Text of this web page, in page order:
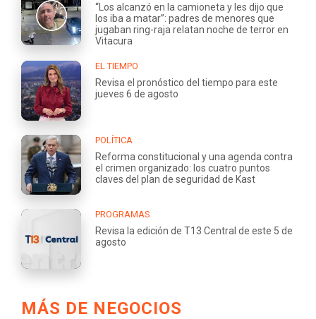
“Los alcanzó en la camioneta y les dijo que
los iba a matar”: padres de menores que
jugaban ring-raja relatan noche de terror en
Vitacura
EL TIEMPO
Revisa el pronóstico del tiempo para este
jueves 6 de agosto
POLÍTICA
Reforma constitucional y una agenda contra
el crimen organizado: los cuatro puntos
claves del plan de seguridad de Kast
PROGRAMAS
Revisa la edición de T13 Central de este 5 de
agosto
MÁS DE NEGOCIOS